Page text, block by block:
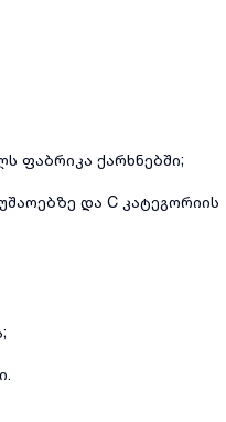
ფაბრიკა ქარხნებში;
და C კატეგორიის